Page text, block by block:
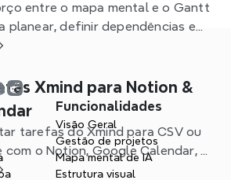
entre o mapa mental e o Gantt
planear, definir dependências e
no Xmind.
Xmind para Notion &
tarefas do Xmind para CSV ou
com o Notion, Google Calendar, e
seu fluxo de trabalho.
Funcionalidades
Visão Geral
Gestão de projetos
Mapa mental de IA
Estrutura visual